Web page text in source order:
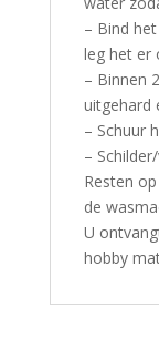
– Bind
leg het er
– Binnen
uitgehard
– Schuur
–
Resten
de
U
hobby